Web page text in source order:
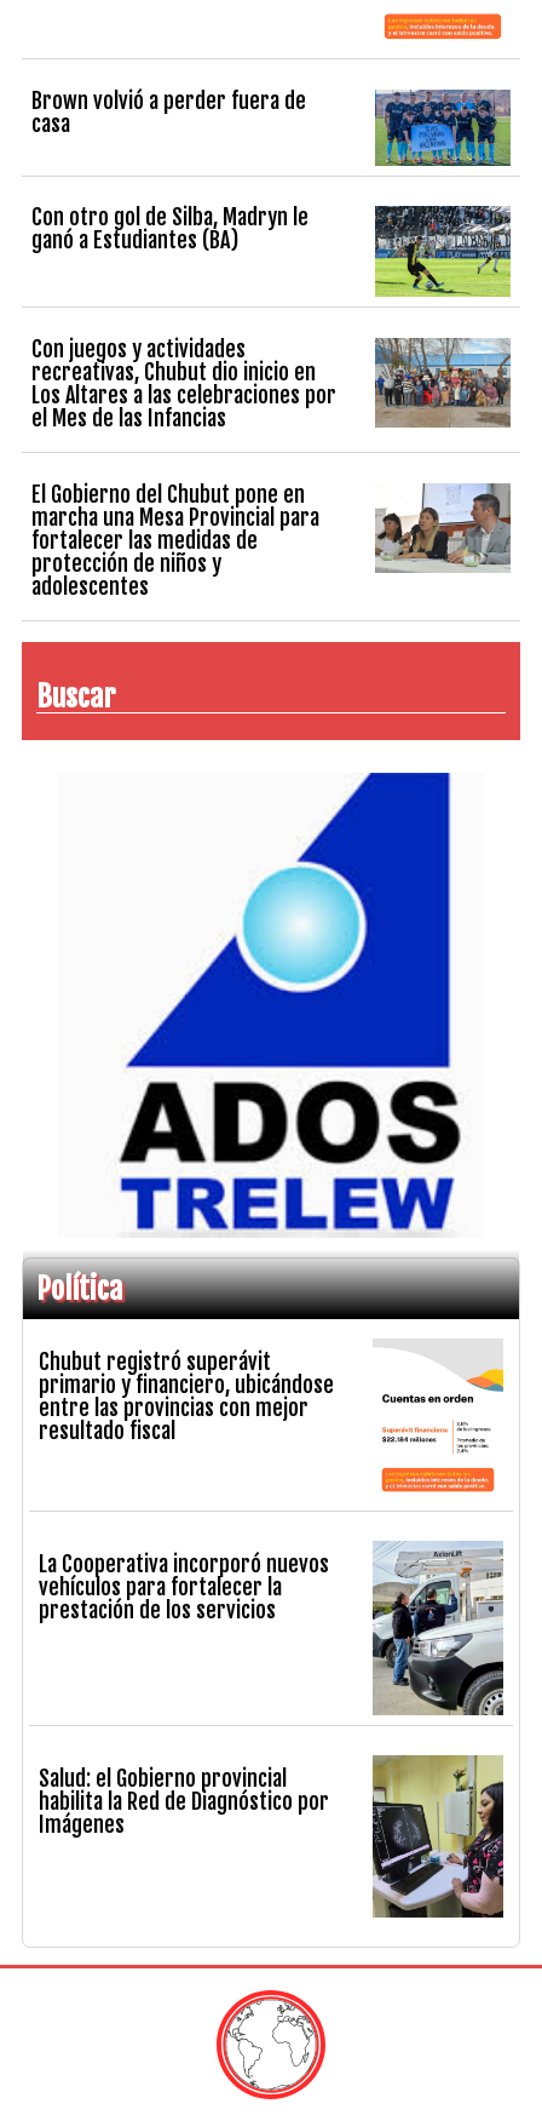
Brown volvió a perder fuera de
casa
Con otro gol de Silba, Madryn le
ganó a Estudiantes (BA)
Con juegos y actividades
recreativas, Chubut dio inicio en
Los Altares a las celebraciones por
el Mes de las Infancias
El Gobierno del Chubut pone en
marcha una Mesa Provincial para
fortalecer las medidas de
protección de niños y
adolescentes
Buscar
Política
Chubut registró superávit
primario y financiero, ubicándose
entre las provincias con mejor
resultado fiscal
La Cooperativa incorporó nuevos
vehículos para fortalecer la
prestación de los servicios
Salud: el Gobierno provincial
habilita la Red de Diagnóstico por
Imágenes